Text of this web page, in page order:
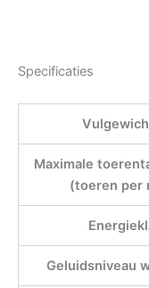
Specificaties
Maximale
(toeren per
Geluidsniveau